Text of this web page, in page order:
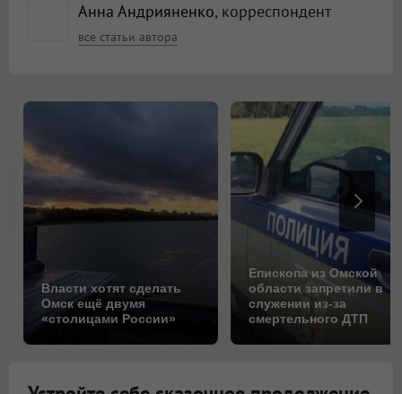
Анна Андрияненко, корреспондент
все статьи автора
Власти хотят сделать
Омск ещё двумя
«столицами России»
Епископа из Омской
области запретили в
служении из-за
смертельного ДТП